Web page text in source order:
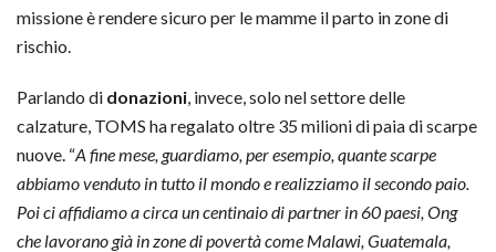
missione è rendere sicuro per le mamme il parto in zone di
rischio.
Parlando di donazioni, invece, solo nel settore delle
calzature, TOMS ha regalato oltre 35 milioni di paia di scarpe
nuove. “A fine mese, guardiamo, per esempio, quante scarpe
abbiamo venduto in tutto il mondo e realizziamo il secondo paio.
Poi ci affidiamo a circa un centinaio di partner in 60 paesi, Ong
che lavorano già in zone di povertà come Malawi, Guatemala,